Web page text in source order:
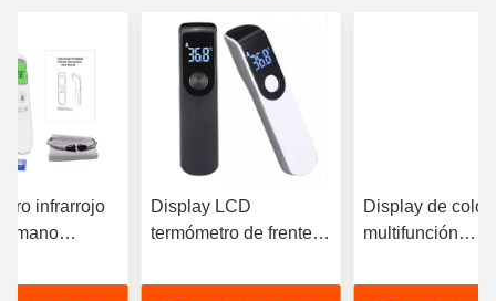
infrarrojo
mano
a color
Display LCD
termómetro de frente
medición de la
Display de color
multifunción
de mano para el